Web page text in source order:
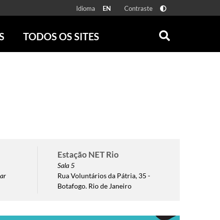
Idioma EN Contraste
TODOS OS SITES
VER TODOS
Estação NET Rio
Sala 5
Rua Voluntários da Pátria, 35 -
Botafogo. Rio de Janeiro